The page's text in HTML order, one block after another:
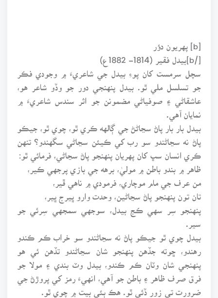
[b] پهريون دؤر
[/b]بيدل فقير (1814- 1882ع)
سچل سرمست کان پوءِ بيدل جي شاعريءَ ۾ وجودي فڪر
جو تسلسل ملي ٿو. بيدل پنهنجي دور جو وڏو شاعر هو،
عاشقاڻي ۽ صوفياڻي مضمونن جو اثر سندس شاعريءَ ۾
نمايان آهي.
بيدل بار بار پاڻ سڃاڻڻ جي ڳالهه ڪري ٿو، چوي ٿو، جيڪو
پاڻ نه سڃاڻندو سو رب کي ڪيئن سڃاڻي سگهندو؟ تنهن
ڪري انسان سڀ کان پهريان پنهنجو پاڻ سڃاڻي، فرمائي ٿو:
ظاهر ۾ بندو باطن ۾ موليٰ، برهه جي بازي پرجهي ڪير،
من عرف جي مام موچاري، فرمودي ۾ ناهي ڦير،
تان تون پنهنجو پاڻ سڃاڻين، وحدت وارو ڀيرج ڀير،
پنهنجو سِر سهي ڪج بيدل، سوجهي سمجهي سِرئي جو
بيدل چوي ٿو جيڪو پاڻ نه سڃاڻندو سو خراب ڪم ڪندو
رهندو، ڇوته جڏهن پنهنجو شان سڃاڻندو تڏهن ئي هو
پنهنجي شان وٽان ڪم ڪندو، بيدل وٽ بندي ۽ مولا جو
فرق صرف ظاهر ۽ باطن جو آهي، انهيءَ رمز کي پروڙڻ جي
ضرورت تي زور ڏئي ٿو. هڪ ٻئي بيت ۾ چوي ٿو.